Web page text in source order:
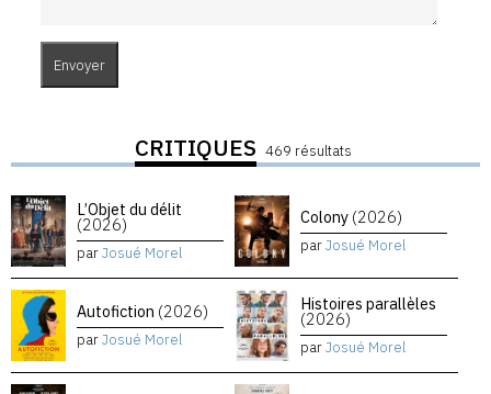
CRITIQUES 469 résultats
L’Objet du délit
(2026)
parJosué Morel
Colony (2026)
parJosué Morel
Autofiction (2026)
parJosué Morel
Histoires parallèles
(2026)
parJosué Morel